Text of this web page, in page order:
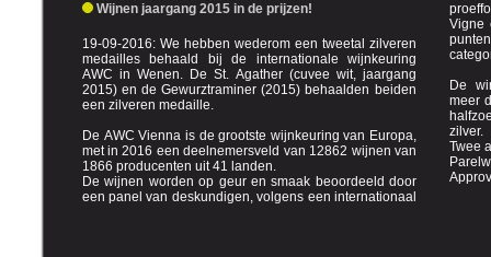
Wijnen jaargang 2015 in de prijzen!
19-09-2016: We hebben wederom een tweetal zilveren
medailles behaald bij de internationale wijnkeuring
AWC in Wenen. De St. Agather (cuvee wit, jaargang
2015) en de Gewurztraminer (2015) behaalden beiden
een zilveren medaille.
De AWC Vienna is de grootste wijnkeuring van Europa,
met in 2016 een deelnemersveld van 12862 wijnen van
1866 producenten uit 41 landen.
De wijnen worden op geur en smaak beoordeeld door
een panel van deskundigen, volgens een internationaal
proefformulier
Vigne et du
De
meer dan 87 punten: St.
halfzoet 87,0
zilver.
Twee
Parelwijn en Johanniter